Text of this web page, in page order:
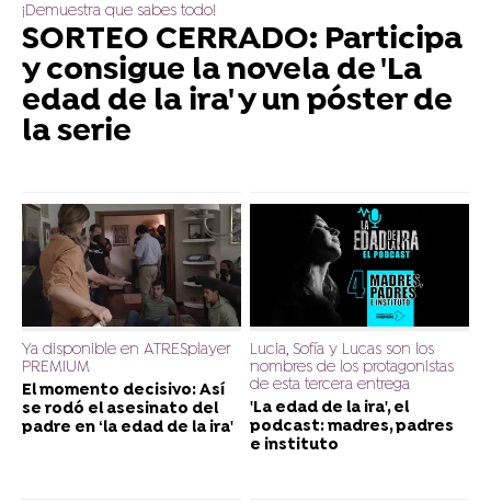
¡Demuestra que sabes todo!
SORTEO CERRADO: Participa
y consigue la novela de 'La
edad de la ira' y un póster de
la serie
Ya disponible en ATRESplayer
PREMIUM
El momento decisivo: Así
se rodó el asesinato del
padre en ‘la edad de la ira'
Lucia, Sofía y Lucas son los
nombres de los protagonistas
de esta tercera entrega
'La edad de la ira', el
podcast: madres, padres
e instituto